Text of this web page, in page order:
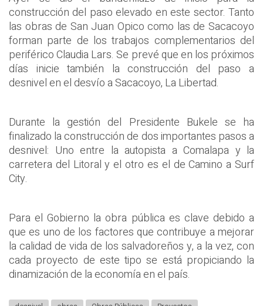
construcción del paso elevado en este sector. Tanto
las obras de San Juan Opico como las de Sacacoyo
forman parte de los trabajos complementarios del
periférico Claudia Lars. Se prevé que en los próximos
días inicie también la construcción del paso a
desnivel en el desvío a Sacacoyo, La Libertad.
Durante la gestión del Presidente Bukele se ha
finalizado la construcción de dos importantes pasos a
desnivel: Uno entre la autopista a Comalapa y la
carretera del Litoral y el otro es el de Camino a Surf
City.
Para el Gobierno la obra pública es clave debido a
que es uno de los factores que contribuye a mejorar
la calidad de vida de los salvadoreños y, a la vez, con
cada proyecto de este tipo se está propiciando la
dinamización de la economía en el país.